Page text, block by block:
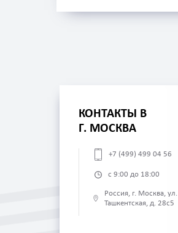
КОНТАКТЫ В
Г. МОСКВА
+7 (499) 499 04 56
с 9:00 до 18:00
Россия, г. Москва, ул.
Ташкентская, д. 28с5